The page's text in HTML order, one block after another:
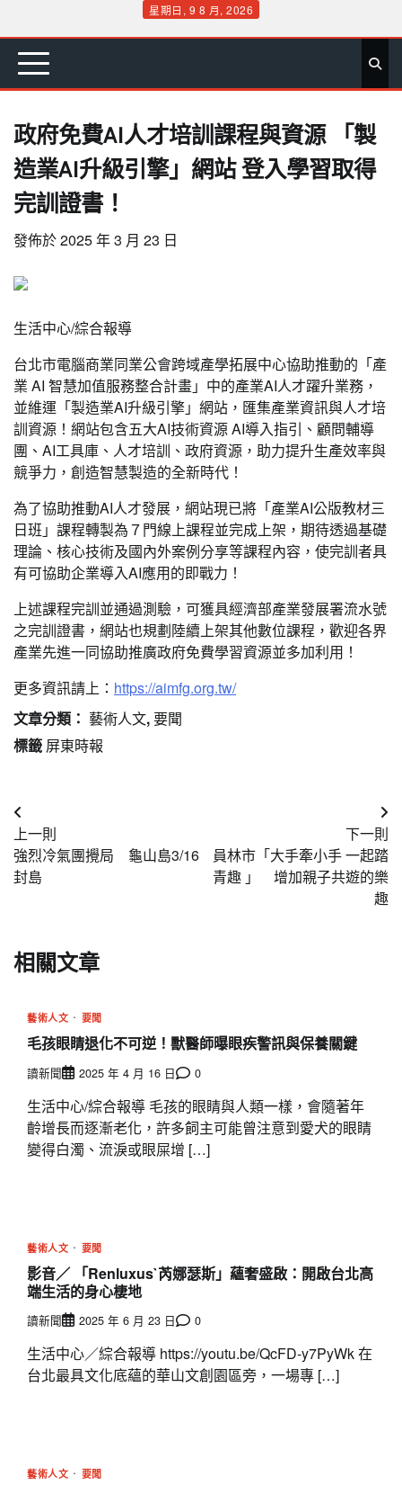
content
星期日, 9 8 月, 2026
首 要 娛 生 社 文 公 運 旅 政 地 專
政府免費AI人才培訓課程與資源 「製
造業AI升級引擎」網站 登入學習取得
完訓證書！
發佈於2025 年 3 月 23 日
生活中心/綜合報導
台北市電腦商業同業公會跨域產學拓展中心協助推動的「產
業 AI 智慧加值服務整合計畫」中的產業AI人才躍升業務，
並維運「製造業AI升級引擎」網站，匯集產業資訊與人才培
訓資源！網站包含五大AI技術資源 AI導入指引、顧問輔導
團、AI工具庫、人才培訓、政府資源，助力提升生產效率與
競爭力，創造智慧製造的全新時代！
為了協助推動AI人才發展，網站現已將「產業AI公版教材三
日班」課程轉製為７門線上課程並完成上架，期待透過基礎
理論、核心技術及國內外案例分享等課程內容，使完訓者具
有可協助企業導入AI應用的即戰力！
上述課程完訓並通過測驗，可獲具經濟部產業發展署流水號
之完訓證書，網站也規劃陸續上架其他數位課程，歡迎各界
產業先進一同協助推廣政府免費學習資源並多加利用！
更多資訊請上： https://aimfg.org.tw/
文章分類： 藝術人文,要聞
標籤 屏東時報
文
章
導
上一則
強烈冷氣團攪局 龜山島3/16
封島
下一則
員林市「大手牽小手 一起踏
青趣 」 增加親子共遊的樂
趣
相關文章
藝術人文 要聞
毛孩眼睛退化不可逆！獸醫師曝眼疾警訊與保養關鍵
讀新聞 2025 年 4 月 16 日 0
生活中心/綜合報導 毛孩的眼睛與人類一樣，會隨著年
齡增長而逐漸老化，許多飼主可能曾注意到愛犬的眼睛
變得白濁、流淚或眼屎增 […]
藝術人文 要聞
影音／ 「Renluxus`芮娜瑟斯」蘊奢盛啟：開啟台北高
端生活的身心棲地
讀新聞 2025 年 6 月 23 日 0
生活中心／綜合報導 https://youtu.be/QcFD-y7PyWk 在
台北最具文化底蘊的華山文創園區旁，一場專 […]
藝術人文 要聞